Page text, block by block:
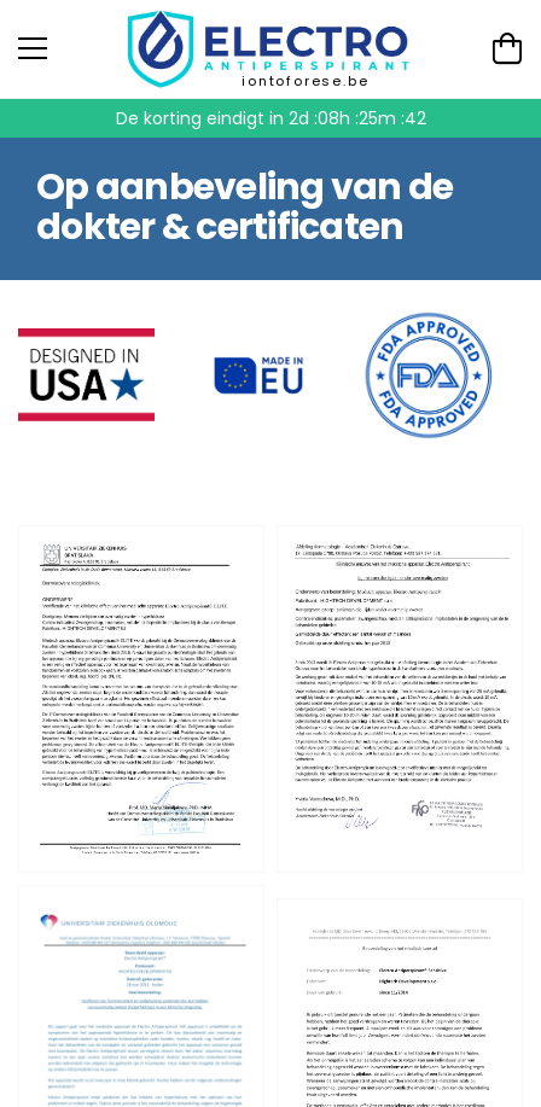
iontoforese.be
De korting eindigt in2d :08h :25m :41
Op aanbeveling van de
dokter & certificaten